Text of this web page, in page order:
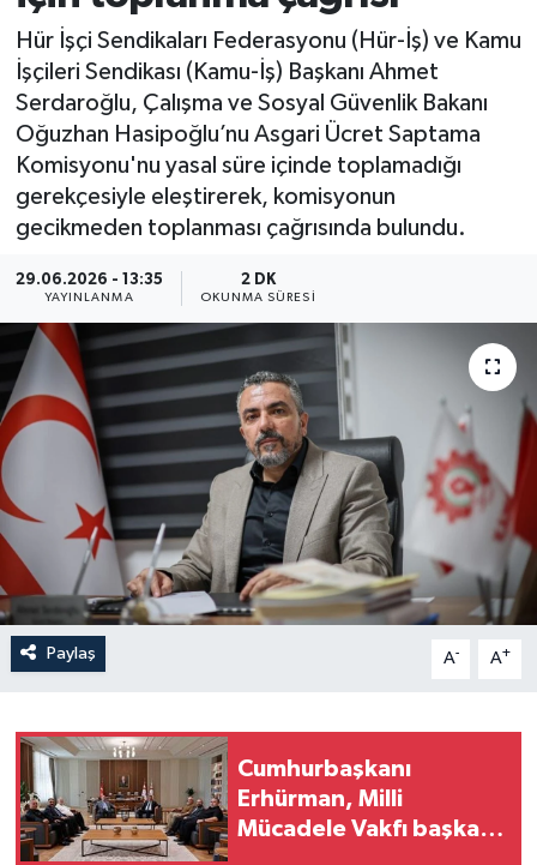
Hür İşçi Sendikaları Federasyonu (Hür-İş) ve Kamu
İşçileri Sendikası (Kamu-İş) Başkanı Ahmet
Serdaroğlu, Çalışma ve Sosyal Güvenlik Bakanı
Oğuzhan Hasipoğlu’nu Asgari Ücret Saptama
Komisyonu'nu yasal süre içinde toplamadığı
gerekçesiyle eleştirerek, komisyonun
gecikmeden toplanması çağrısında bulundu.
29.06.2026 - 13:35
YAYINLANMA
2 DK
OKUNMA SÜRESI
Paylaş A- A+
Cumhurbaşkanı
Erhürman, Milli
Mücadele Vakfı başkanı